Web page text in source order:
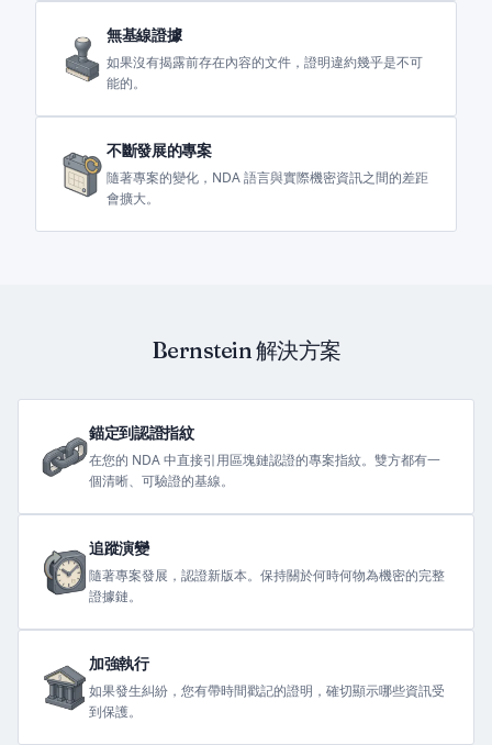
無基線證據
如果沒有揭露前存在內容的文件，證明違約幾乎是不可
能的。
不斷發展的專案
隨著專案的變化，NDA 語言與實際機密資訊之間的差距
會擴大。
Bernstein 解決方案
錨定到認證指紋
在您的 NDA 中直接引用區塊鏈認證的專案指紋。雙方都有一
個清晰、可驗證的基線。
追蹤演變
隨著專案發展，認證新版本。保持關於何時何物為機密的完整
證據鏈。
加強執行
如果發生糾紛，您有帶時間戳記的證明，確切顯示哪些資訊受
到保護。